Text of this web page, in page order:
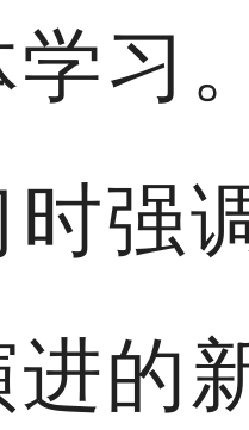
习
强
的